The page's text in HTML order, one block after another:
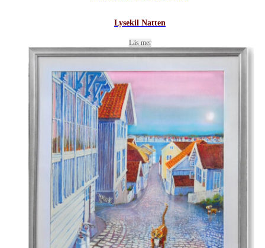
Lysekil Natten
Läs mer